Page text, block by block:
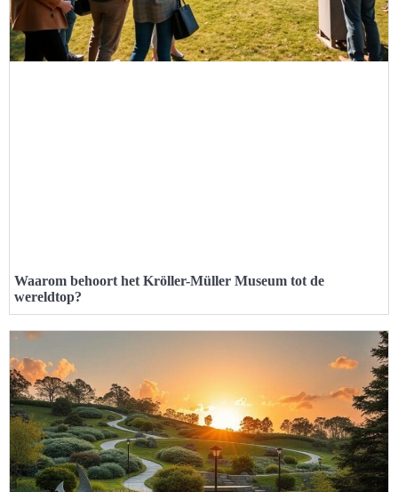
Waarom behoort het Kröller-Müller Museum tot de
wereldtop?